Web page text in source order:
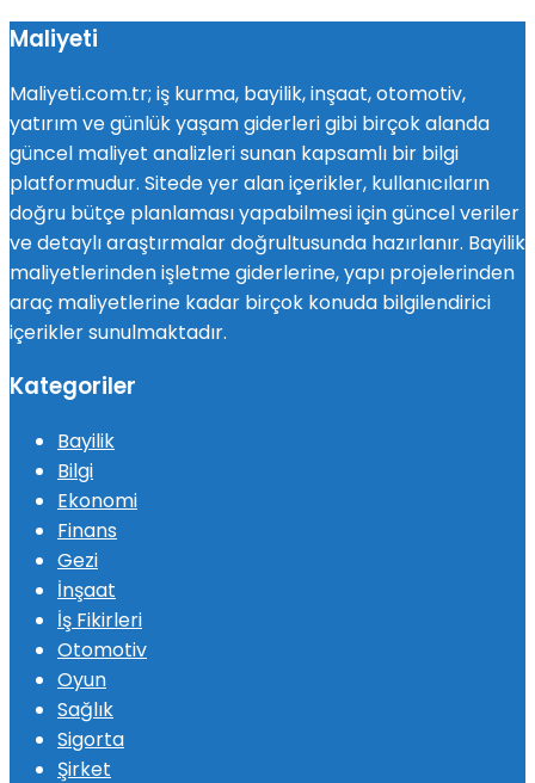
Maliyeti
Maliyeti.com.tr; iş kurma, bayilik, inşaat, otomotiv,
yatırım ve günlük yaşam giderleri gibi birçok alanda
güncel maliyet analizleri sunan kapsamlı bir bilgi
platformudur. Sitede yer alan içerikler, kullanıcıların
doğru bütçe planlaması yapabilmesi için güncel veriler
ve detaylı araştırmalar doğrultusunda hazırlanır. Bayilik
maliyetlerinden işletme giderlerine, yapı projelerinden
araç maliyetlerine kadar birçok konuda bilgilendirici
içerikler sunulmaktadır.
Kategoriler
Bayilik
Bilgi
Ekonomi
Finans
Gezi
İnşaat
İş Fikirleri
Otomotiv
Oyun
Sağlık
Sigorta
Şirket